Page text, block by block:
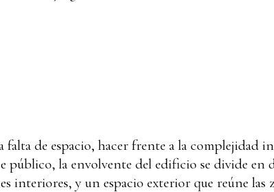
falta de espacio, hacer frente a la complejidad
público, la envolvente del edificio se divide en
interiores, y un espacio exterior que reúne las